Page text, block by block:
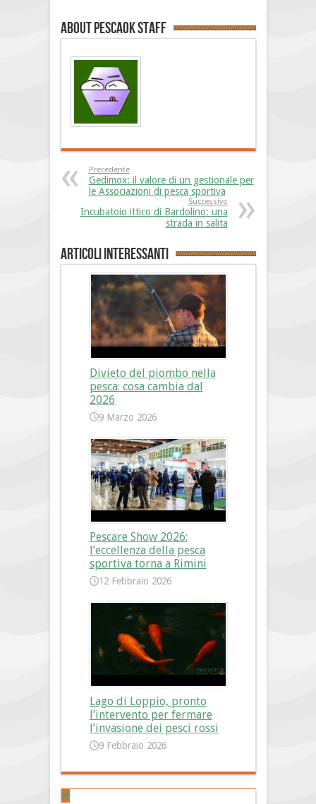
About PescaOk staff
Precedente
Gedimox: il valore di un gestionale per
le Associazioni di pesca sportiva
Successivo
Incubatoio ittico di Bardolino: una
strada in salita
Articoli interessanti
Divieto del piombo nella
pesca: cosa cambia dal
2026
9 Marzo 2026
Pescare Show 2026:
l’eccellenza della pesca
sportiva torna a Rimini
12 Febbraio 2026
Lago di Loppio, pronto
l’intervento per fermare
l’invasione dei pesci rossi
9 Febbraio 2026